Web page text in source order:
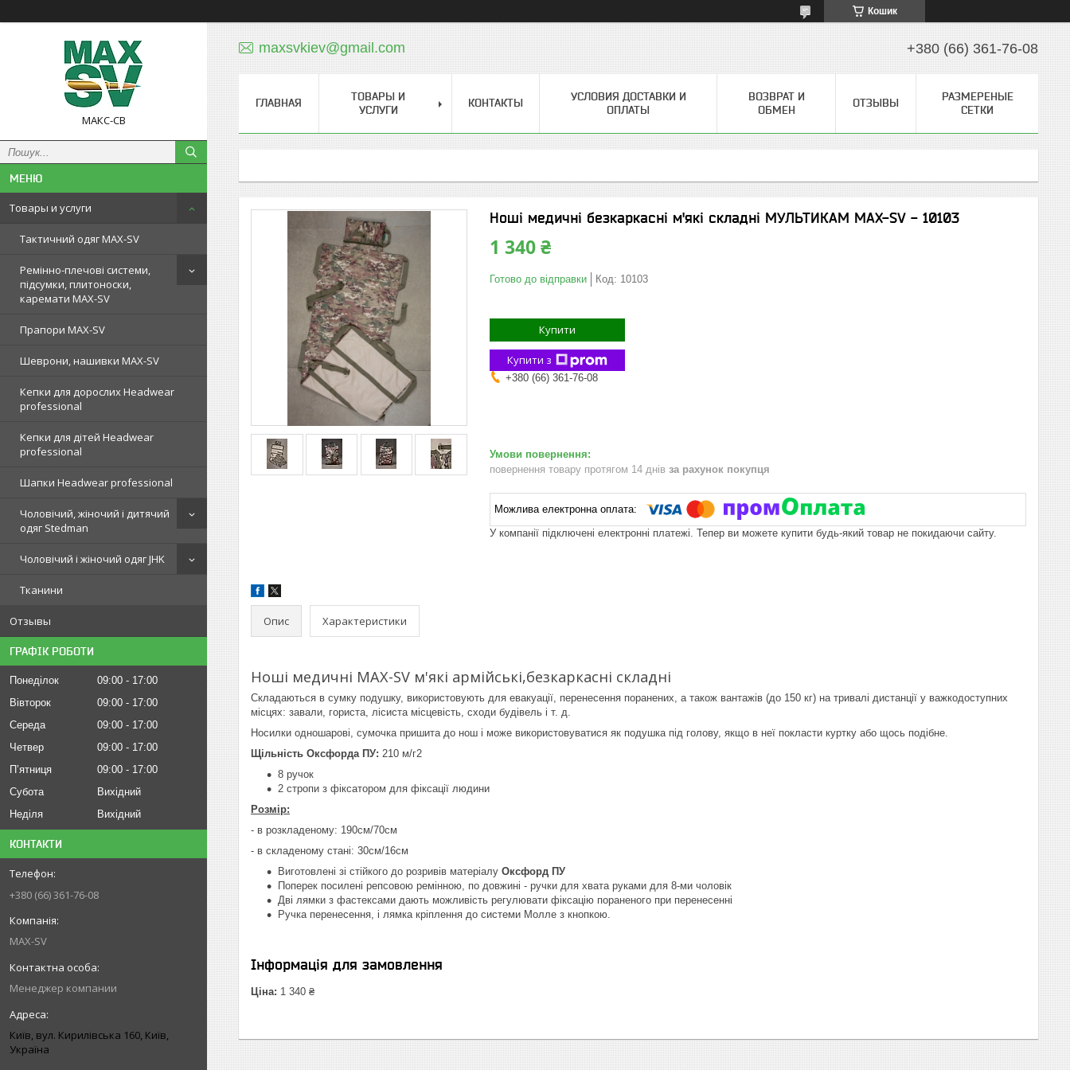
Кошик
МАКС-СВ
Товары и услуги
Тактичний одяг MAX-SV
Ремінно-плечові системи,
підсумки, плитоноски,
каремати MAX-SV
Прапори MAX-SV
Шеврони, нашивки MAX-SV
Кепки для дорослих Headwear
professional
Кепки для дітей Headwear
professional
Шапки Headwear professional
Чоловічий, жіночий і дитячий
одяг Stedman
Чоловічий і жіночий одяг JHK
Тканини
Отзывы
ГРАФІК РОБОТИ
Понеділок 09:00
17:00
Вівторок
09:00
17:00
Середа
09:00
17:00
Четвер
09:00
17:00
Пʼятниця
09:00
17:00
Субота
Вихідний
Неділя
Вихідний
КОНТАКТИ
+380 (66) 361-76-08
MAX-SV
Менеджер компании
Київ, вул. Кирилівська 160, Київ,
Україна
maxsvkiev@gmail.com +380 (66) 361-76-08
ГЛАВНАЯ
ТОВАРЫ И
УСЛУГИ
КОНТАКТЫ
УСЛОВИЯ ДОСТАВКИ И
ОПЛАТЫ
ВОЗВРАТ И
ОБМЕН
ОТЗЫВЫ
РАЗМЕРЕНЫЕ
СЕТКИ
Ноші медичні безкаркасні м'які складні МУЛЬТИКАМ MAX-SV - 10103
1 340 ₴
Готово до відправки Код: 10103
Купити
Купити з
+380 (66) 361-76-08
повернення товару протягом 14 днів за рахунок покупця
У компанії підключені електронні платежі. Тепер ви можете купити будь-який товар не покидаючи сайту.
Опис Характеристики
Ноші медичні МАХ-SV м'які армійські,безкаркасні складні
Складаються в сумку подушку, використовують для евакуації, перенесення поранених, а також вантажів (до 150 кг) на тривалі дистанції у важкодоступних
місцях: завали, гориста, лісиста місцевість, сходи будівель і т. д.
Носилки одношарові, сумочка пришита до нош і може використовуватися як подушка під голову, якщо в неї покласти куртку або щось подібне.
Щільність Оксфорда ПУ: 210 м/г2
8 ручок
2 стропи з фіксатором для фіксації людини
Розмір:
- в розкладеному: 190см/70см
- в складеному стані: 30см/16см
Виготовлені зі стійкого до розривів матеріалу Оксфорд ПУ
Поперек посилені репсовою ремінною, по довжині - ручки для хвата руками для 8-ми чоловік
Дві лямки з фастексами дають можливість регулювати фіксацію пораненого при перенесенні
Ручка перенесення, і лямка кріплення до системи Молле з кнопкою.
Інформація для замовлення
Ціна: 1 340 ₴